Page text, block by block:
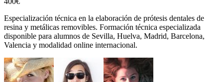
Especialización técnica en la elaboración de prótesis dentales de
resina y metálicas removibles. Formación técnica especializada
disponible para alumnos de Sevilla, Huelva, Madrid, Barcelona,
Valencia y modalidad online internacional.